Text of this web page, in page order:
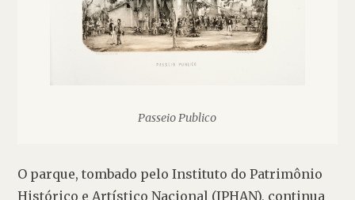
Passeio Publico
O parque, tombado pelo Instituto do Patrimônio
Histórico e Artístico Nacional (IPHAN), continua